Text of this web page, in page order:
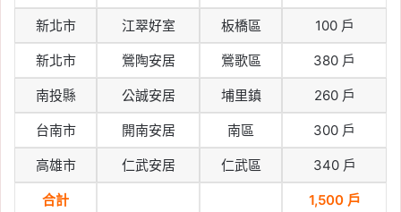
新北市 江翠好室 板橋區 100 戶
新北市 鶯陶安居 鶯歌區 380 戶
南投縣 公誠安居 埔里鎮 260 戶
台南市 開南安居 南區 300 戶
高雄市 仁武安居 仁武區 340 戶
合計 1,500 戶